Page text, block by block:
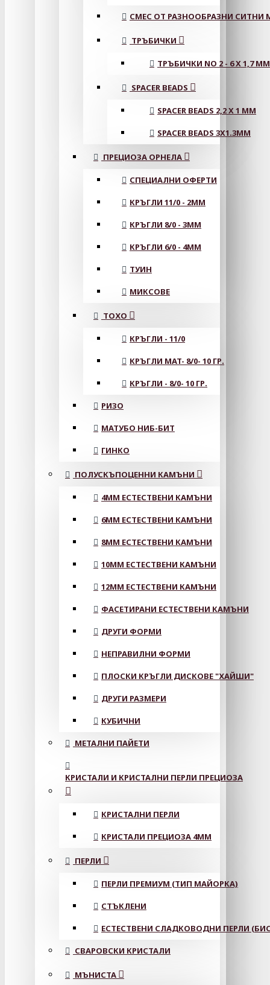
СМЕС ОТ РАЗНООБРАЗНИ СИТНИ
ТРЪБИЧКИ
ТРЪБИЧКИ NO 2 - 6 X 1,7 MM
SPACER BEADS
SPACER BEADS 2,2 X 1 MM
SPACER BEADS 3X1.3MM
ПРЕЦИОЗА ОРНЕЛА
СПЕЦИАЛНИ ОФЕРТИ
КРЪГЛИ 11/0 - 2MM
КРЪГЛИ 8/0 - 3MM
КРЪГЛИ 6/0 - 4MM
ТУИН
МИКСОВЕ
ТОХО
КРЪГЛИ - 11/0
КРЪГЛИ MAT- 8/0- 10 ГР.
КРЪГЛИ - 8/0- 10 ГР.
РИЗО
МАТУБО НИБ-БИТ
ГИНКО
ПОЛУСКЪПОЦЕННИ КАМЪНИ
4MM ЕСТЕСТВЕНИ КАМЪНИ
6MM ЕСТЕСТВЕНИ КАМЪНИ
8MM ЕСТЕСТВЕНИ КАМЪНИ
10MM ЕСТЕСТВЕНИ КАМЪНИ
12MM ЕСТЕСТВЕНИ КАМЪНИ
ФАСЕТИРАНИ ЕСТЕСТВЕНИ КАМЪНИ
ДРУГИ ФОРМИ
НЕПРАВИЛНИ ФОРМИ
ПЛОСКИ КРЪГЛИ ДИСКОВЕ "ХАЙШИ"
ДРУГИ РАЗМЕРИ
КУБИЧНИ
МЕТАЛНИ ПАЙЕТИ
КРИСТАЛИ И КРИСТАЛНИ ПЕРЛИ ПРЕЦИОЗА
КРИСТАЛНИ ПЕРЛИ
КРИСТАЛИ ПРЕЦИОЗА 4ММ
ПЕРЛИ
ПЕРЛИ ПРЕМИУМ (ТИП МАЙОРКА)
СТЪКЛЕНИ
ЕСТЕСТВЕНИ СЛАДКОВОДНИ ПЕРЛИ
СВАРОВСКИ КРИСТАЛИ
МЪНИСТА